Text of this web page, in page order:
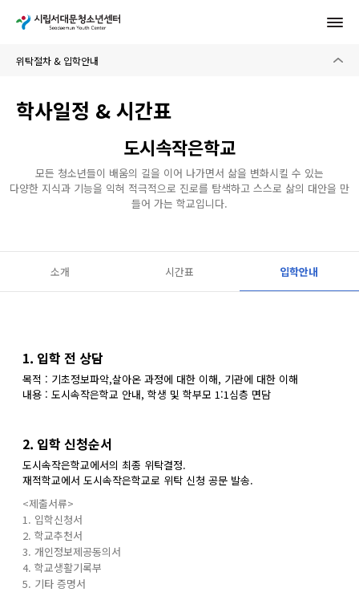
학사일정 & 시간표
도시속작은학교
모든 청소년들이 배움의 길을 이어 나가면서 삶을 변화시킬 수 있는
다양한 지식과 기능을 익혀 적극적으로 진로를 탐색하고 스스로 삶의 대안을 만
들어 가는 학교입니다.
소개 시간표 입학안내
1. 입학 전 상담
목적 : 기초정보파악,살아온 과정에 대한 이해, 기관에 대한 이해
내용 : 도시속작은학교 안내, 학생 및 학부모 1:1심층 면담
2. 입학 신청순서
도시속작은학교에서의 최종 위탁결정.
재적학교에서 도시속작은학교로 위탁 신청 공문 발송.
<제출서류>
1. 입학신청서
2. 학교추천서
3. 개인정보제공동의서
4. 학교생활기록부
5. 기타 증명서